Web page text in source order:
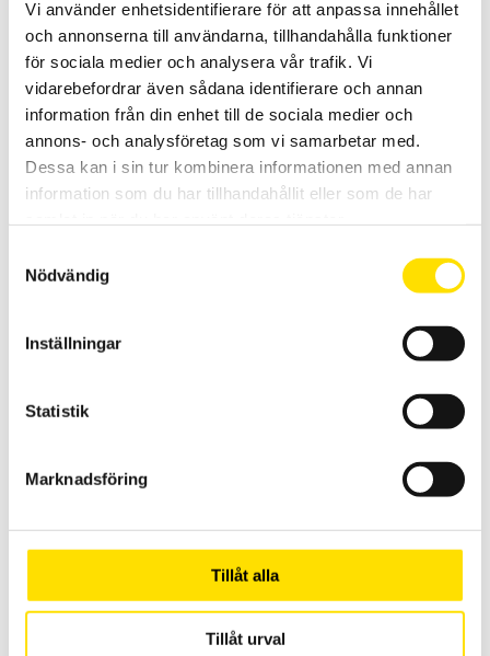
Vi använder enhetsidentifierare för att anpassa innehållet
och annonserna till användarna, tillhandahålla funktioner
för sociala medier och analysera vår trafik. Vi
vidarebefordrar även sådana identifierare och annan
information från din enhet till de sociala medier och
annons- och analysföretag som vi samarbetar med.
Dessa kan i sin tur kombinera informationen med annan
information som du har tillhandahållit eller som de har
Nödvändig
Inställningar
Statistik
Marknadsföring
Tillåt alla
Tillåt urval
spänningskategori.
850.00kr LÄS MER
CA771 & CA773 Spänningsprovare 1000 V AC / 1400 V
Spänningsprovare för spänningskontroll av andra spänningar än
driftspänning enligt EN 61243-3. Med låg ingångsimpedans för